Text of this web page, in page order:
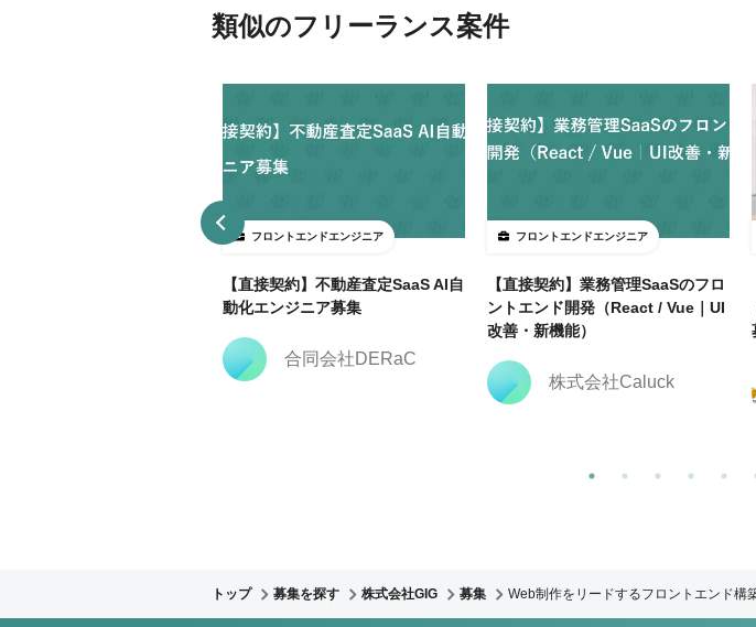
類似のフリーランス案件
フロントエンドエンジニア
【直接契約】不動産査定SaaS AI自
動化エンジニア募集
合同会社DERaC
フロントエンドエンジニア
【直接契約】業務管理SaaSのフロ
ントエンド開発（React / Vue｜UI
改善・新機能）
株式会社Caluck
トップ 募集を探す 株式会社GIG 募集 Web制作をリードするフロントエンド構